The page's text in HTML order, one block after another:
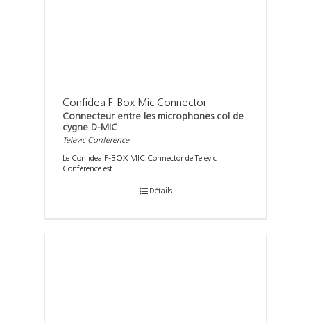
Confidea F-Box Mic Connector
Connecteur entre les microphones col de
cygne D-MIC
Televic Conference
Le Confidea F-BOX MIC Connector de Televic
Conférence est . . .
Détails